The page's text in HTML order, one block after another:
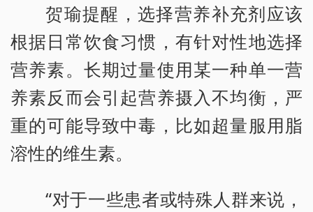
贺瑜提醒，选择营养补充剂应该
根据日常饮食习惯，有针对性地选择
营养素。长期过量使用某一种单一营
养素反而会引起营养摄入不均衡，严
重的可能导致中毒，比如超量服用脂
溶性的维生素。
“对于一些患者或特殊人群来说，